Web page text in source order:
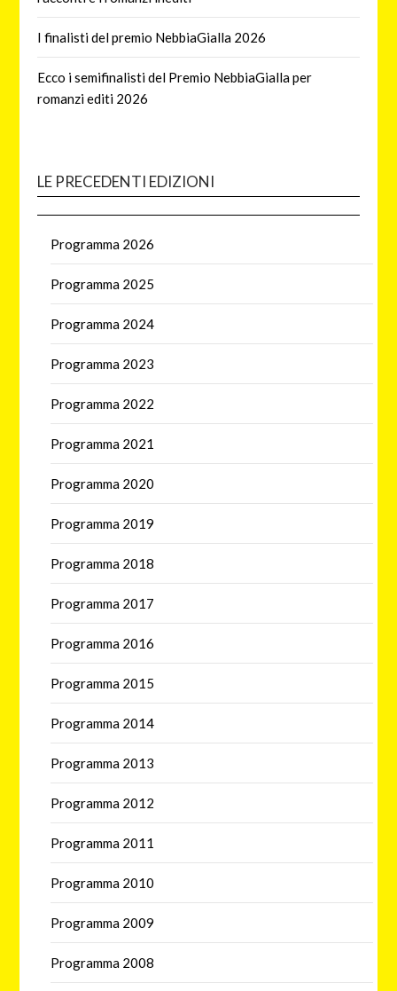
I finalisti del premio NebbiaGialla 2026
Ecco i semifinalisti del Premio NebbiaGialla per
romanzi editi 2026
LE PRECEDENTI EDIZIONI
Programma 2026
Programma 2025
Programma 2024
Programma 2023
Programma 2022
Programma 2021
Programma 2020
Programma 2019
Programma 2018
Programma 2017
Programma 2016
Programma 2015
Programma 2014
Programma 2013
Programma 2012
Programma 2011
Programma 2010
Programma 2009
Programma 2008